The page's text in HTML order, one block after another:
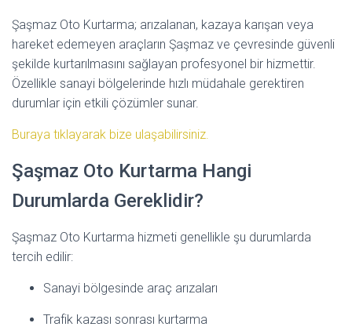
Şaşmaz Oto Kurtarma; arızalanan, kazaya karışan veya
hareket edemeyen araçların Şaşmaz ve çevresinde güvenli
şekilde kurtarılmasını sağlayan profesyonel bir hizmettir.
Özellikle sanayi bölgelerinde hızlı müdahale gerektiren
durumlar için etkili çözümler sunar.
Buraya tıklayarak bize ulaşabilirsiniz.
Şaşmaz Oto Kurtarma Hangi
Durumlarda Gereklidir?
Şaşmaz Oto Kurtarma hizmeti genellikle şu durumlarda
tercih edilir:
Sanayi bölgesinde araç arızaları
Trafik kazası sonrası kurtarma